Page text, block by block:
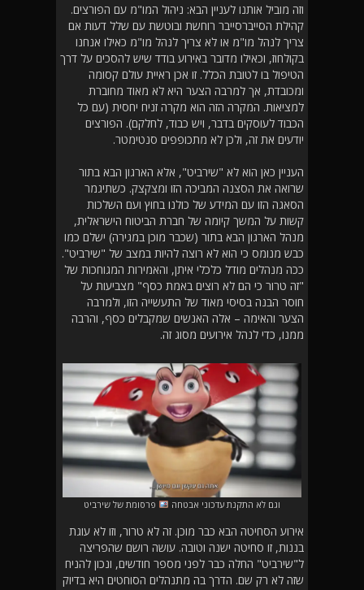
וזה מוביל אותנו לעניין הבא: ניהול המו"מ עם הפורצים.
קהילת הסייברסייבר רוחשת ובוטשת עם שלל דעות אם
צריך לנהל מו"מ או לא צריך לנהל מו"מ כאילו אנחנו
בקולחוז, וכאילו מדובר באירוע בודד שיש להסכים על דרך
הטיפול בו לטובת הכלל. זו אכן ראיית עולם קסומה
ומכובדת, אך למרבה הצער היא לא מאוד מחוברת
למציאות. המקרה הזה הוא מקרה זניח יחסית (עם כל
הכבוד לעוסקים בדבר, ויש כבוד, לחלקם). הפורצים
יודעים את זה, ולכן לא מתכופפים סנטימטר.
העניין כאן הוא לא "שירביט", אלא הארגון הבא בתור
שרואה את הסצנה המביכה הזו ומצקצק. כשתיגמר
הסאגה הזו עם המידע של כולנו בחוץ ועם השלכות
קשות על המשך קיומה של חברת הביטוח הישראלית,
מנהל הארגון הבא בתור (שכבר מוכן במגירה) ישלם כמו
כבש מנומס כי הוא לא רוצה להיות במצב של "שירביט".
ככה מנהלים מודל כלכלי איתן, והאמירות המגוחכות של
"זה טרור כי הם לא רוצים באמת כסף" מצביעות על
חוסר הבנה בסיסי מאוד של התעשייה הזו, ולמרבה
הצער והאימה – אלה האנשים שמקבלים כסף, והרבה
ממנו, כדי לנהל אירועים מסוג זה.
וגם לא התקנת עדכוני אבטחה פרסומת של שירביט
אירוע הסחיטה הבא כבר מוכן. זה לא טרור, וזו לא עוגת
בננות, זו סחיטה ישנה וטובה. עושה רושם שהפריצה
ל"שירביט" החלה כבר לפני מספר חודשים, ונכון להניח
שזה לא רק שם. הדרך בה מתנהלים הסוחטים היא בדיוק